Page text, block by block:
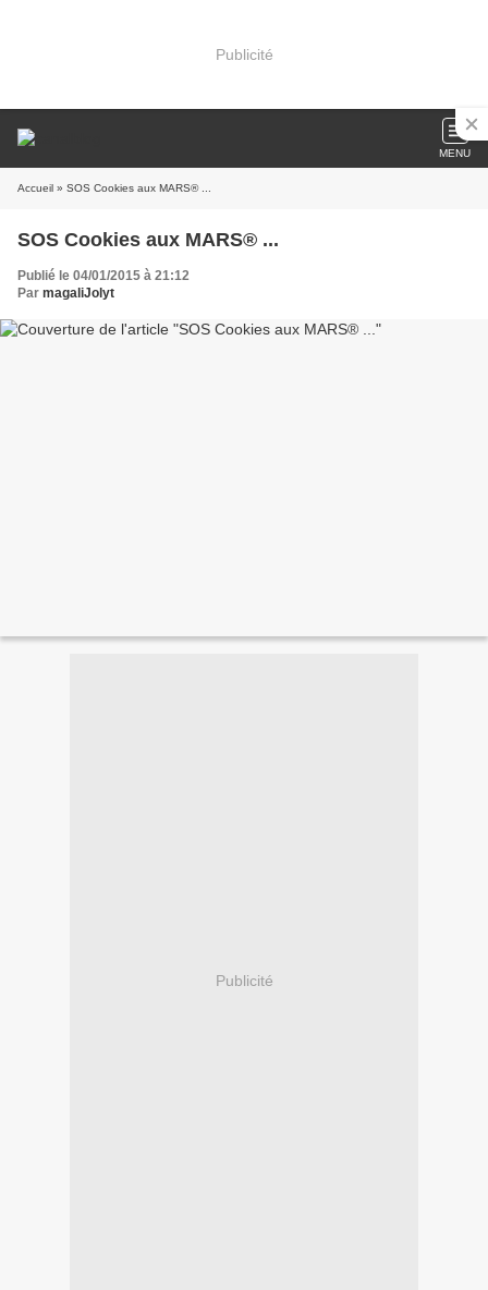
Publicité
MENU
Accueil » SOS Cookies aux MARS® ...
SOS Cookies aux MARS® ...
Publié le 04/01/2015 à 21:12
Par magaliJolyt
Publicité